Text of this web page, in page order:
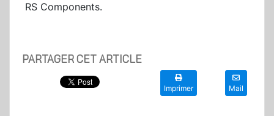
RS Components.
PARTAGER CET ARTICLE
Imprimer Mail